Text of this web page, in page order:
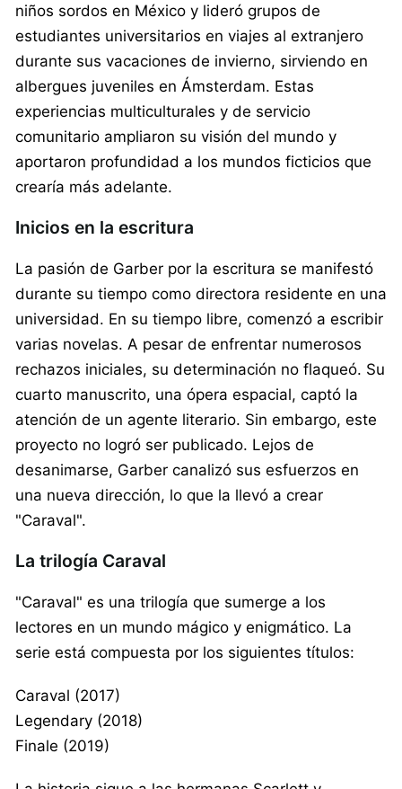
niños sordos en México y lideró grupos de
estudiantes universitarios en viajes al extranjero
durante sus vacaciones de invierno, sirviendo en
albergues juveniles en Ámsterdam. Estas
experiencias multiculturales y de servicio
comunitario ampliaron su visión del mundo y
aportaron profundidad a los mundos ficticios que
crearía más adelante.
Inicios en la escritura
La pasión de Garber por la escritura se manifestó
durante su tiempo como directora residente en una
universidad. En su tiempo libre, comenzó a escribir
varias novelas. A pesar de enfrentar numerosos
rechazos iniciales, su determinación no flaqueó. Su
cuarto manuscrito, una ópera espacial, captó la
atención de un agente literario. Sin embargo, este
proyecto no logró ser publicado. Lejos de
desanimarse, Garber canalizó sus esfuerzos en
una nueva dirección, lo que la llevó a crear
"Caraval".
La trilogía Caraval
"Caraval" es una trilogía que sumerge a los
lectores en un mundo mágico y enigmático. La
serie está compuesta por los siguientes títulos:
Caraval (2017)
Legendary (2018)
Finale (2019)